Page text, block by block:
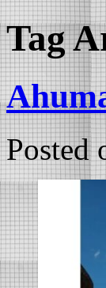
Tag
Posted